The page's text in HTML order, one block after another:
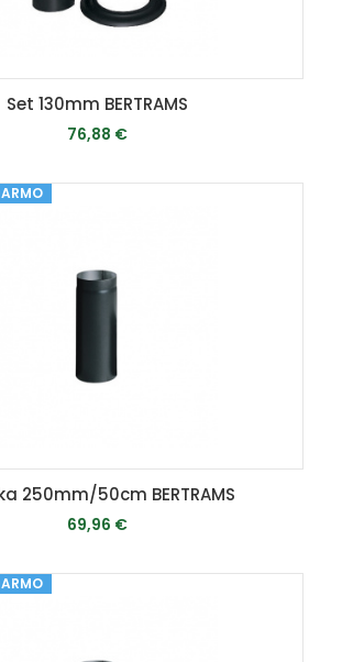
Set 130mm BERTRAMS
76,88 €
MOMENTÁLNE VYPREDANÉ
250mm/50cm BERTRAMS
69,96 €
MOMENTÁLNE VYPREDANÉ